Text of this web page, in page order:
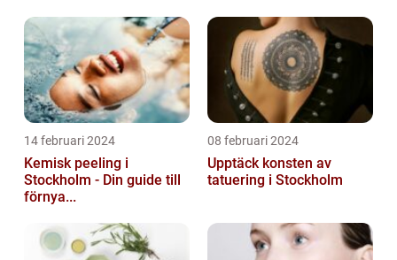
14 februari 2024
Kemisk peeling i
Stockholm - Din guide till
förnya...
08 februari 2024
Upptäck konsten av
tatuering i Stockholm